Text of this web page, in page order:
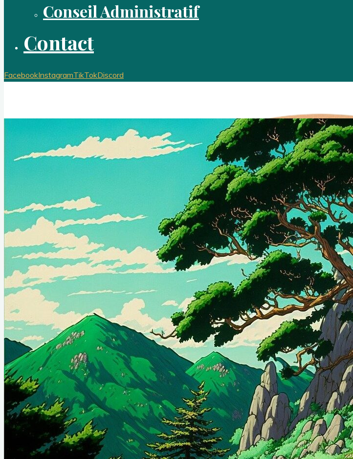
Conseil Administratif
Contact
FacebookInstagramTikTokDiscord
Club Animé Québec
Le club de culture japonaise de l'Université Laval
Événements
À propos
Conseil Administratif
Contact